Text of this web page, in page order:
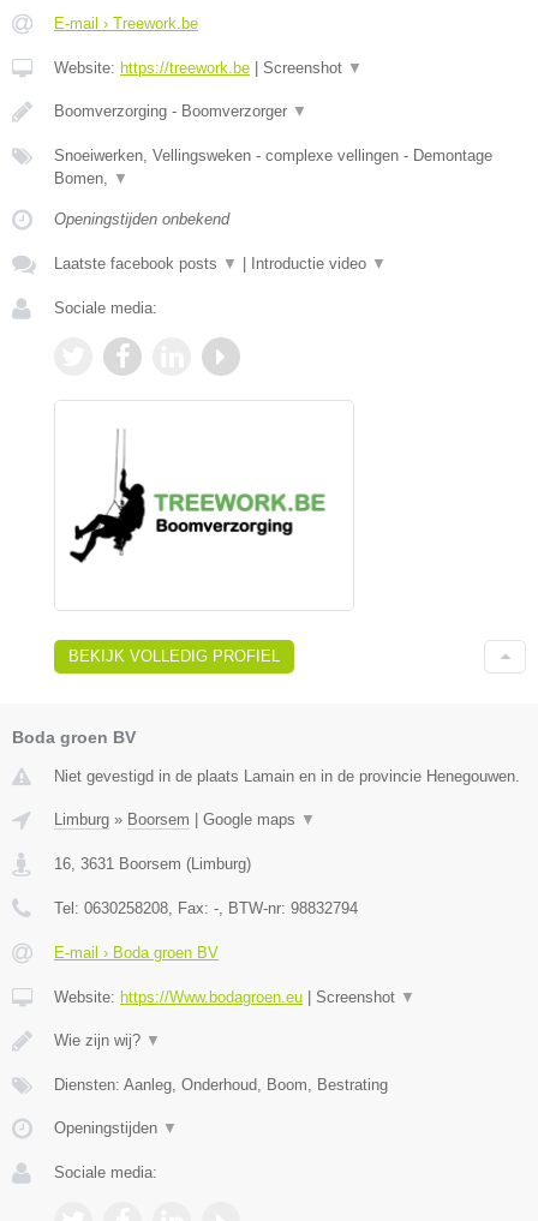
E-mail › Treework.be
Website: https://treework.be Screenshot ▼
Boomverzorging - Boomverzorger ▼
Snoeiwerken, Vellingsweken - complexe vellingen - Demontage
Bomen,
▼
Openingstijden onbekend
Laatste facebook posts ▼ Introductie video ▼
Sociale media:
BEKIJK VOLLEDIG PROFIEL
Boda groen BV
Niet gevestigd in de plaats Lamain en in de provincie Henegouwen.
Limburg » Boorsem Google maps ▼
16, 3631 Boorsem (Limburg)
Tel: 0630258208, Fax: -, BTW-nr: 98832794
E-mail › Boda groen BV
Website: https://Www.bodagroen.eu Screenshot ▼
Wie zijn wij? ▼
Diensten: Aanleg, Onderhoud, Boom, Bestrating
Openingstijden ▼
Sociale media: